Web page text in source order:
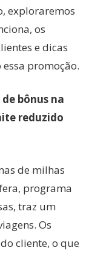
exploraremos
os
e dicas
promoção.
bônus na
reduzido
de milhas
programa
traz um
Os
cliente, o que